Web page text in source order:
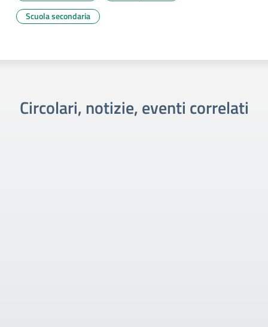
Scuola secondaria
Circolari, notizie, eventi correlati